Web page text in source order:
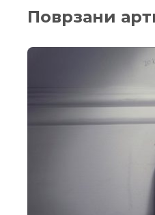
Поврзани